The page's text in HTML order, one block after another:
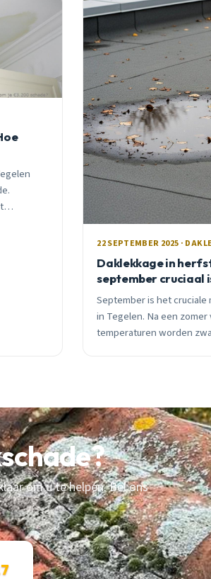
22 SEPTEMBER 2025 ·
Daklekkage in
september cruciaal
September is het
in Tegelen. Na een
temperaturen worden
om u te helpen. Bel ons